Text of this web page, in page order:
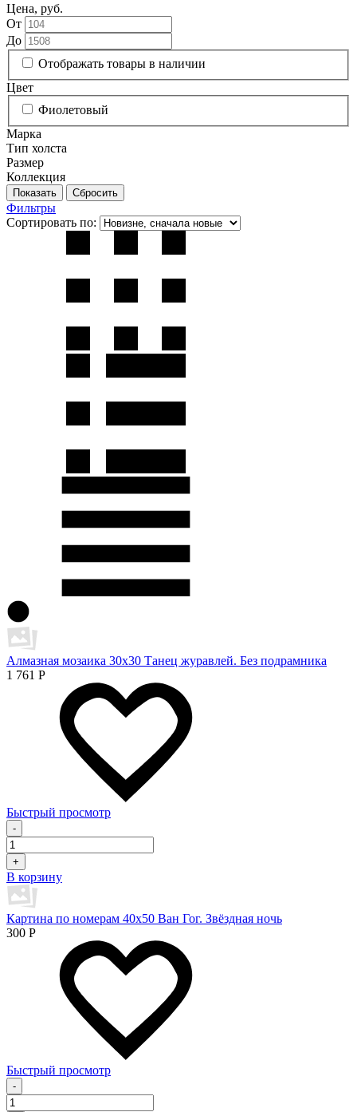
Цена, руб.
От
До
Отображать товары в наличии
Цвет
Фиолетовый
Марка
Тип холста
Размер
Коллекция
Фильтры
Сортировать по:
Алмазная мозаика 30х30 Танец журавлей. Без подрамника
1 761 Р
Быстрый просмотр
-
+
В корзину
Картина по номерам 40х50 Ван Гог. Звёздная ночь
300 Р
Быстрый просмотр
-